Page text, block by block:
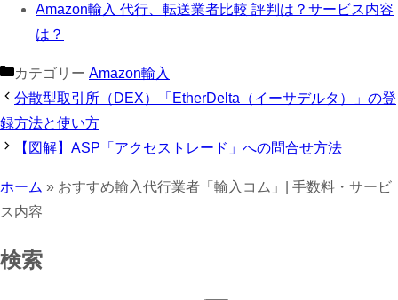
Amazon輸入 代行、転送業者比較 評判は？サービス内容
は？
カテゴリー Amazon輸入
分散型取引所（DEX）「EtherDelta（イーサデルタ）」の登
録方法と使い方
【図解】ASP「アクセストレード」への問合せ方法
ホーム » おすすめ輸入代行業者「輸入コム」| 手数料・サービ
ス内容
検索